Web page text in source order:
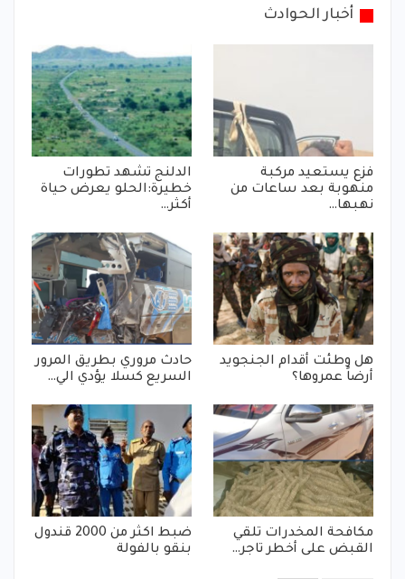
أخبار الحوادث
فزع يستعيد مركبة
منهوبة بعد ساعات من
نهبها…
الدلنج تشهد تطورات
خطيرة:الحلو يعرض حياة
أكثر…
هل وطئت أقدام الجنجويد
أرضاً عمروها؟
حادث مروري بطريق المرور
السريع كسلا يؤدي الي…
مكافحة المخدرات تلقي
القبض على أخطر تاجر…
ضبط اكثر من 2000 قندول
بنقو بالفولة